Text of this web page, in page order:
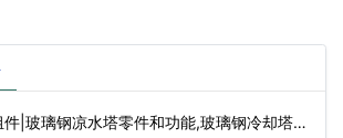
|玻璃钢凉水塔零件和功能,玻璃钢冷却塔原